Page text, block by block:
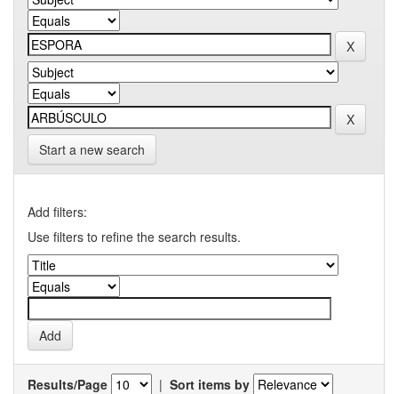
Start a new search
Add filters:
Use filters to refine the search results.
Results/Page | Sort items by